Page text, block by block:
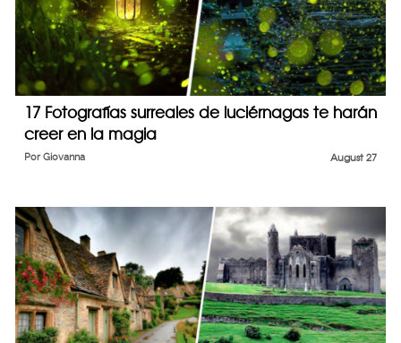
17 Fotografías surreales de luciérnagas te harán
creer en la magia
August 27
Por Giovanna